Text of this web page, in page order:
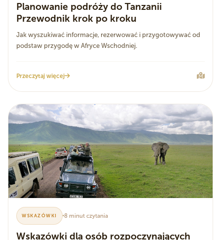
Planowanie podróży do Tanzanii
Przewodnik krok po kroku
Jak wyszukiwać informacje, rezerwować i przygotowywać od
podstaw przygodę w Afryce Wschodniej.
Przeczytaj więcej
WSKAZÓWKI 8 minut czytania
Wskazówki dla osób rozpoczynających